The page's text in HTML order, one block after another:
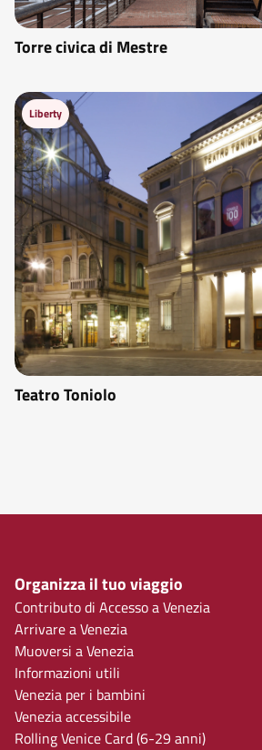
Torre civica di Mestre
Liberty
Teatro Toniolo
Organizza il tuo viaggio
Contributo di Accesso a Venezia
Arrivare a Venezia
Muoversi a Venezia
Informazioni utili
Venezia per i bambini
Venezia accessibile
Rolling Venice Card (6-29 anni)